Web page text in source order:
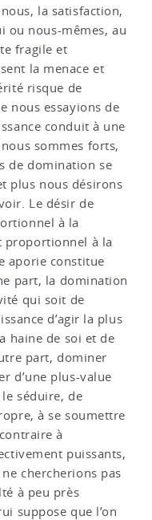
la satisfaction,
ou nous-mêmes, au
fragile et
la menace et
risque de
nous essayions de
conduit à une
sommes forts,
de domination se
plus nous désirons
Le désir de
à la
proportionnel à la
aporie constitue
part, la domination
qui soit de
d’agir la plus
haine de soi et de
part, dominer
d’une plus-value
séduire, de
à se soumettre
à
puissants,
chercherions pas
à peu près
suppose que l’on